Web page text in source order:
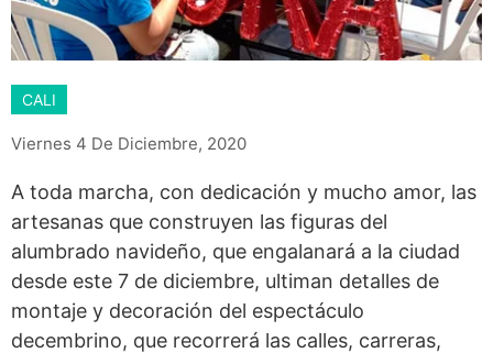
CALI
Viernes 4 De Diciembre, 2020
A toda marcha, con dedicación y mucho amor, las
artesanas que construyen las figuras del
alumbrado navideño, que engalanará a la ciudad
desde este 7 de diciembre, ultiman detalles de
montaje y decoración del espectáculo
decembrino, que recorrerá las calles, carreras,